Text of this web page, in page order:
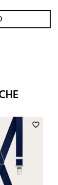
favorite_border